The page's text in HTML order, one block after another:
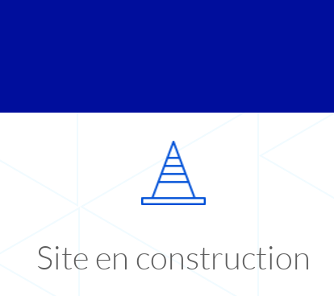
Site en construction